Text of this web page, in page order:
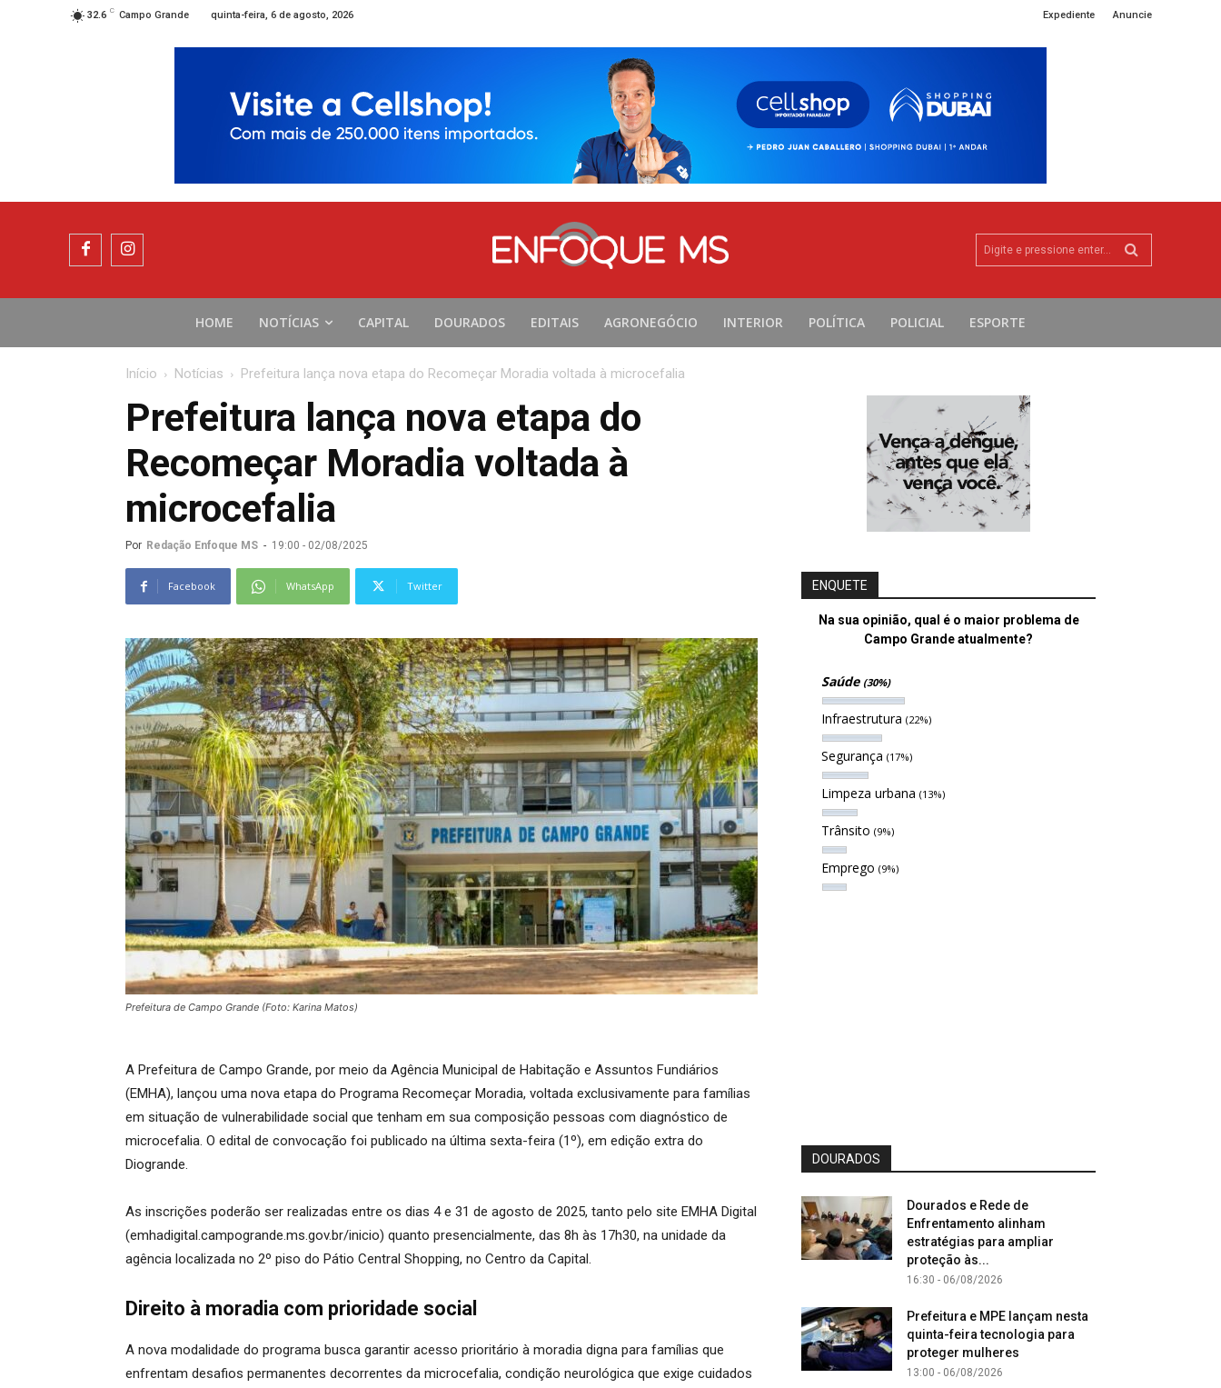
32.6 C Campo Grande quinta-feira, 6 de agosto, 2026 Expediente Anuncie
Digite e pressione enter...
HOME NOTÍCIAS CAPITAL DOURADOS EDITAIS AGRONEGÓCIO INTERIOR POLÍTICA POLICIAL ESPORTE
Início Notícias Prefeitura lança nova etapa do Recomeçar Moradia voltada à microcefalia
Prefeitura lança nova etapa do
Recomeçar Moradia voltada à
microcefalia
Por Redação Enfoque MS - 19:00 - 02/08/2025
Facebook WhatsApp Twitter
Prefeitura de Campo Grande (Foto: Karina Matos)
A Prefeitura de Campo Grande, por meio da Agência Municipal de Habitação e Assuntos Fundiários
(EMHA), lançou uma nova etapa do Programa Recomeçar Moradia, voltada exclusivamente para famílias
em situação de vulnerabilidade social que tenham em sua composição pessoas com diagnóstico de
microcefalia. O edital de convocação foi publicado na última sexta-feira (1º), em edição extra do
Diogrande.
As inscrições poderão ser realizadas entre os dias 4 e 31 de agosto de 2025, tanto pelo site EMHA Digital
(emhadigital.campogrande.ms.gov.br/inicio) quanto presencialmente, das 8h às 17h30, na unidade da
agência localizada no 2º piso do Pátio Central Shopping, no Centro da Capital.
Direito à moradia com prioridade social
A nova modalidade do programa busca garantir acesso prioritário à moradia digna para famílias que
enfrentam desafios permanentes decorrentes da microcefalia, condição neurológica que exige cuidados
ENQUETE
Na sua opinião, qual é o maior problema de
Campo Grande atualmente?
Saúde (30%)
Infraestrutura (22%)
Segurança (17%)
Limpeza urbana (13%)
Trânsito (9%)
Emprego (9%)
DOURADOS
Dourados e Rede de
Enfrentamento alinham
estratégias para ampliar
proteção às...
16:30 - 06/08/2026
Prefeitura e MPE lançam nesta
quinta-feira tecnologia para
proteger mulheres
13:00 - 06/08/2026